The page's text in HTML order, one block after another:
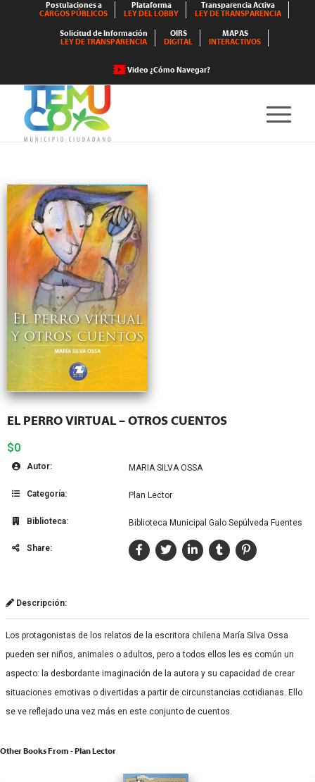
Postulaciones a
CARGOS PÚBLICOS
Plataforma
LEY DEL LOBBY
Transparencia Activa
LEY DE TRANSPARENCIA
Solicitud de Información
LEY DE TRANSPARENCIA
OIRS
DIGITAL
MAPAS
INTERACTIVOS
Video ¿Cómo Navegar?
EL PERRO VIRTUAL – OTROS CUENTOS
$0
Autor: MARIA SILVA OSSA
Categoría: Plan Lector
Biblioteca: Biblioteca Municipal Galo Sepúlveda Fuentes
Share:
Descripción:
Los protagonistas de los relatos de la escritora chilena María Silva Ossa
pueden ser niños, animales o adultos, pero a todos ellos les es común un
aspecto: la desbordante imaginación de la autora y su capacidad de crear
situaciones emotivas o divertidas a partir de circunstancias cotidianas. Ello
se ve reflejado una vez más en este conjunto de cuentos.
Other Books From - Plan Lector